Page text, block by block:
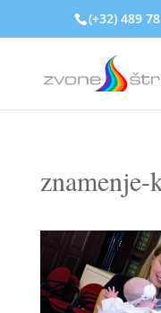
(+32) 489
znamenje-